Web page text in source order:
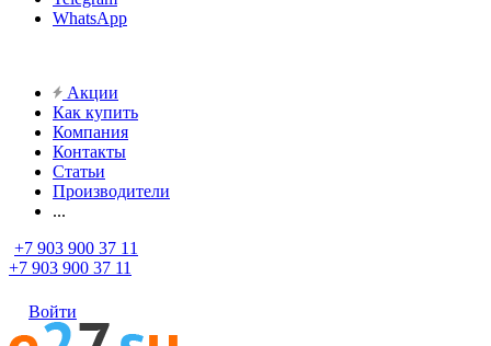
WhatsApp
Акции
Как купить
Компания
Контакты
Статьи
Производители
...
+7 903 900 37 11
+7 903 900 37 11
Войти